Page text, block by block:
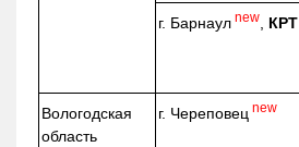
г. Барнаул new КРТ
Вологодская
область
г. Череповец new